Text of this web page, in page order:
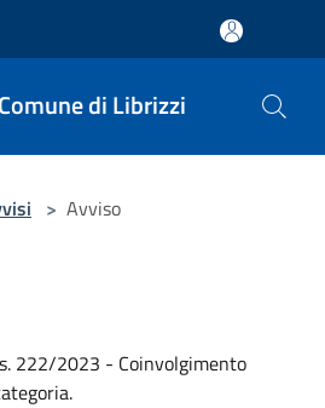
Comune di Librizzi
> Avviso
222/2023 - Coinvolgimento